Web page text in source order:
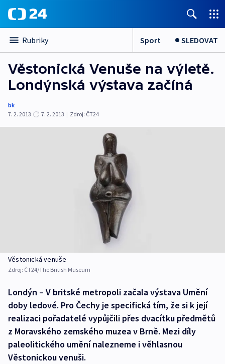
Rubriky Sport SLEDOVAT
Věstonická Venuše na výletě.
Londýnská výstava začíná
bk
7. 2. 2013
7. 2. 2013 | Zdroj: ČT24
Věstonická venuše
Zdroj: ČT24/The British Museum
Londýn – V britské metropoli začala výstava Umění
doby ledové. Pro Čechy je specifická tím, že si k její
realizaci pořadatelé vypůjčili přes dvacítku předmětů
z Moravského zemského muzea v Brně. Mezi díly
paleolitického umění nalezneme i věhlasnou
Věstonickou venuši.